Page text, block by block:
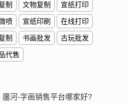
制 文物复制 宣纸打印
喷 宣纸印刷 在线打印
制 书画批发 古玩批发
代售
廛河-字画销售平台哪家好?